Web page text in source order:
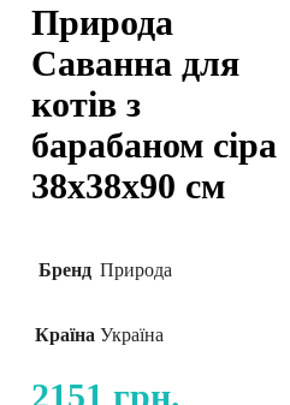
Природа
Саванна для
котів з
барабаном сіра
38x38x90 см
Бренд Природа
Країна Україна
2151 грн.